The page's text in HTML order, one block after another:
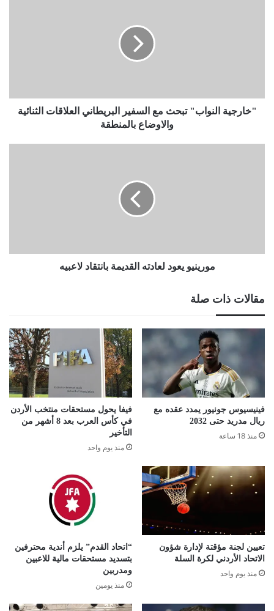
والاوضاع
بالمنطقة
"خارجية النواب" تبحث مع السفير البريطاني العلاقات الثنائية
والاوضاع بالمنطقة
مورينيو يعود لعادته القديمة بانتقاد لاعبيه
مقالات ذات صلة
فينيسيوس جونيور يمدد عقده مع
ريال مدريد حتى 2032
منذ 18 ساعة
فيفا يحول مستحقات منتخب الأردن
في كأس العرب بعد 8 أشهر من
التأخير
منذ يوم واحد
تعيين لجنة مؤقتة لإدارة شؤون
الاتحاد الأردني لكرة السلة
منذ يوم واحد
“اتحاد القدم” يلزم أندية محترفين
بتسديد مستحقات مالية للاعبين
ومدربين
منذ يومين